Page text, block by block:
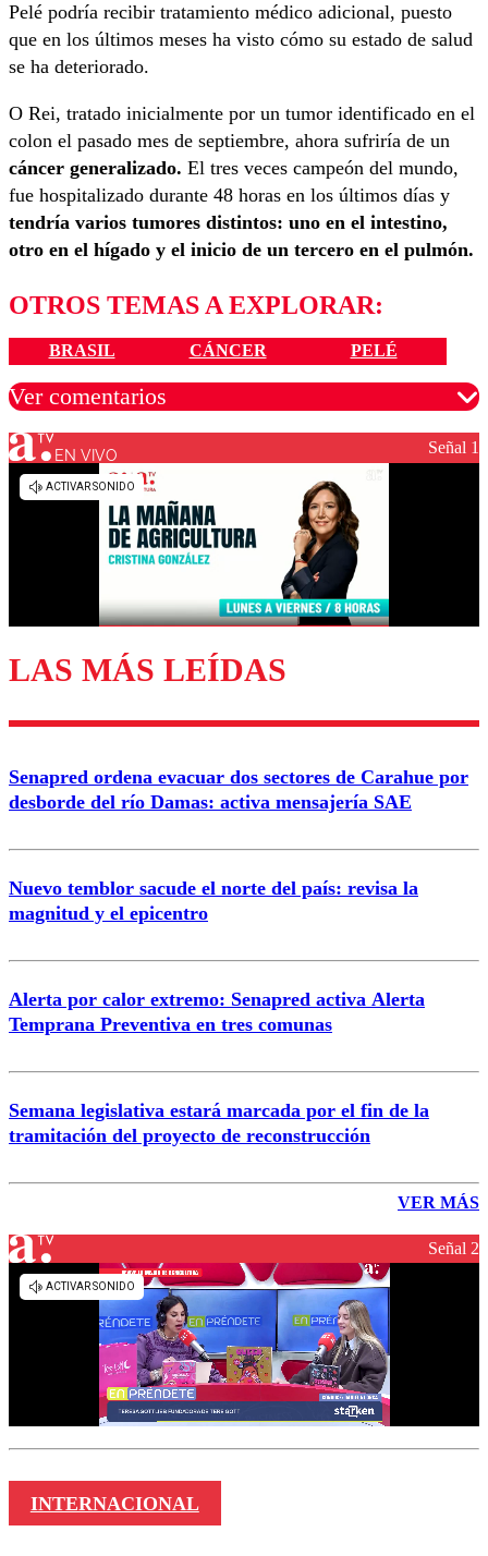
Pelé podría recibir tratamiento médico adicional, puesto
que en los últimos meses ha visto cómo su estado de salud
se ha deteriorado.
O Rei, tratado inicialmente por un tumor identificado en el
colon el pasado mes de septiembre, ahora sufriría de un
cáncer generalizado. El tres veces campeón del mundo,
fue hospitalizado durante 48 horas en los últimos días y
tendría varios tumores distintos: uno en el intestino,
otro en el hígado y el inicio de un tercero en el pulmón.
OTROS TEMAS A EXPLORAR:
BRASIL CÁNCER PELÉ
Ver comentarios
Los comentarios son moderados para garantizar un
diálogo respetuoso.
Enviar comentario
EN VIVO Señal 1
LAS MÁS LEÍDAS
Senapred ordena evacuar dos sectores de Carahue por
desborde del río Damas: activa mensajería SAE
Nuevo temblor sacude el norte del país: revisa la
magnitud y el epicentro
Alerta por calor extremo: Senapred activa Alerta
Temprana Preventiva en tres comunas
Semana legislativa estará marcada por el fin de la
tramitación del proyecto de reconstrucción
VER MÁS
Señal 2
INTERNACIONAL